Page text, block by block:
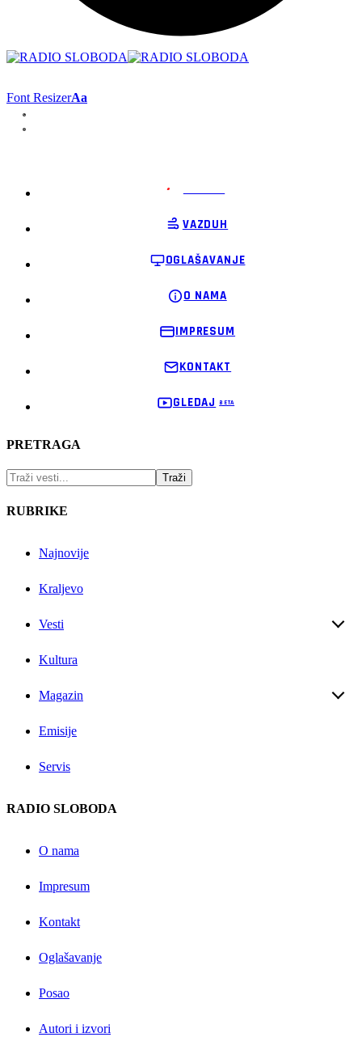
Font ResizerAa
VAZDUH
OGLAŠAVANJE
O NAMA
IMPRESUM
KONTAKT
GLEDAJ
PRETRAGA
RUBRIKE
Najnovije
Kraljevo
Vesti
Kultura
Magazin
Emisije
Servis
RADIO SLOBODA
O nama
Impresum
Kontakt
Oglašavanje
Posao
Autori i izvori